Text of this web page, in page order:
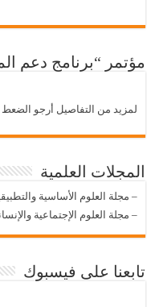
مؤتمر “برنامج دعم
لمزيد من التفاصيل أرجو الضعط
المجلات العلمية
– مجلة العلوم الأساسية
– مجلة العلوم الإجتماعية
تابعنا على فيسبوك